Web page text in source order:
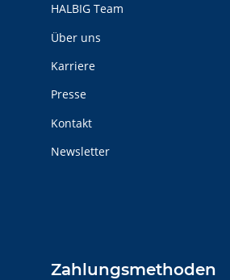
HALBIG Team
Über uns
Karriere
Presse
Kontakt
Newsletter
Zahlungsmethoden